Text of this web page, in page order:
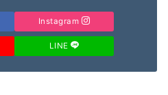
Instagram
LINE